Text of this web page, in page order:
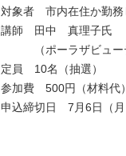
対象者 市内在住か勤
講師 田中 真理子氏
（ポーラザビュー
定員 10名（抽選）
参加費 500円（材料代
申込締切日 7月6日（